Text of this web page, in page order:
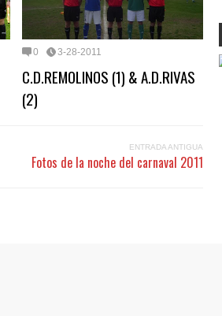
0 3-28-2011
C.D.REMOLINOS (1) & A.D.RIVAS
(2)
ENTRADA ANTIGUA
Fotos de la noche del carnaval 2011